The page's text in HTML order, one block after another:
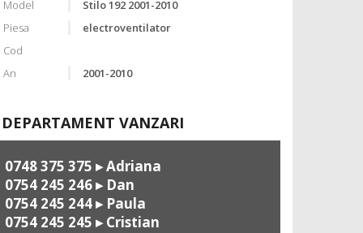
Model
Stilo 192 2001-2010
Piesa
electroventilator
Cod
An
2001-2010
DEPARTAMENT VANZARI
0748 375 375 ▸ Adriana
0754 245 246▸ Dan
0754 245 244▸ Paula
0754 245 245 ▸ Cristian